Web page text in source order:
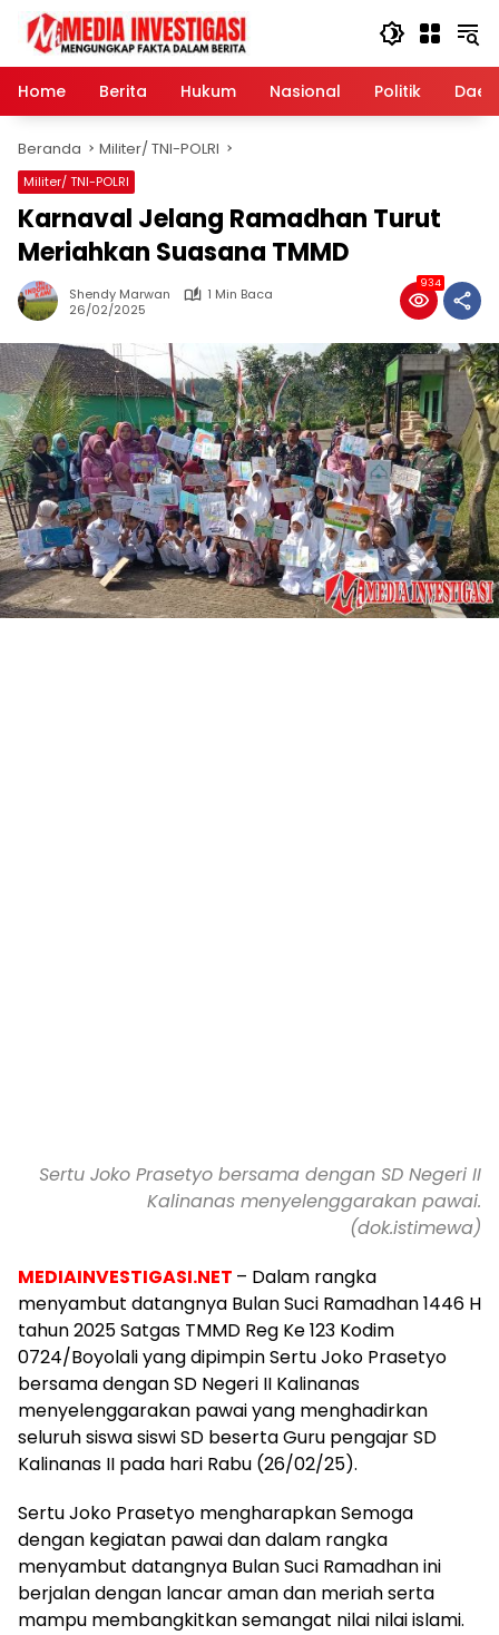
Langsung
konten
Home
Berita Hukum Nasional Politik
Beranda Militer/ TNI-POLRI
Militer/ TNI-POLRI
Karnaval Jelang Ramadhan Turut
Meriahkan Suasana TMMD
Shendy Marwan
1 Min Baca
26/02/2025
934
Sertu Joko Prasetyo bersama dengan SD Negeri II
Kalinanas menyelenggarakan pawai.
(dok.istimewa)
MEDIAINVESTIGASI.NET – Dalam rangka
menyambut datangnya Bulan Suci Ramadhan 1446 H
tahun 2025 Satgas TMMD Reg Ke 123 Kodim
0724/Boyolali yang dipimpin Sertu Joko Prasetyo
bersama dengan SD Negeri II Kalinanas
menyelenggarakan pawai yang menghadirkan
seluruh siswa siswi SD beserta Guru pengajar SD
Kalinanas II pada hari Rabu (26/02/25).
Sertu Joko Prasetyo mengharapkan Semoga
dengan kegiatan pawai dan dalam rangka
menyambut datangnya Bulan Suci Ramadhan ini
berjalan dengan lancar aman dan meriah serta
mampu membangkitkan semangat nilai nilai islami.